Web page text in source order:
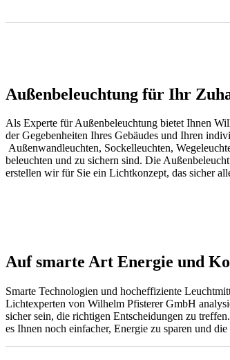
Außenbeleuchtung für Ihr
Als Experte für Außenbeleuchtung bietet Ihnen
der Gegebenheiten Ihres Gebäudes und Ihren
Außenwandleuchten, Sockelleuchten,
beleuchten und zu sichern sind. Die
erstellen wir für Sie ein Lichtkonzept, das sicher
Auf smarte Art Energie und
Smarte Technologien und hocheffiziente
Lichtexperten von Wilhelm Pfisterer GmbH
sicher sein, die richtigen Entscheidungen zu
es Ihnen noch einfacher, Energie zu sparen und